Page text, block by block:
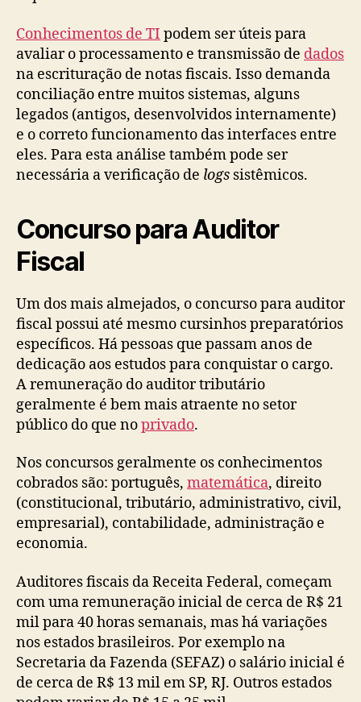
Conhecimentos de TI podem ser úteis para
avaliar o processamento e transmissão de dados
na escrituração de notas fiscais. Isso demanda
conciliação entre muitos sistemas, alguns
legados (antigos, desenvolvidos internamente)
e o correto funcionamento das interfaces entre
eles. Para esta análise também pode ser
necessária a verificação de logs sistêmicos.
Concurso para Auditor
Fiscal
Um dos mais almejados, o concurso para auditor
fiscal possui até mesmo cursinhos preparatórios
específicos. Há pessoas que passam anos de
dedicação aos estudos para conquistar o cargo.
A remuneração do auditor tributário
geralmente é bem mais atraente no setor
público do que noprivado.
Nos concursos geralmente os conhecimentos
cobrados são: português, matemática, direito
(constitucional, tributário, administrativo, civil,
empresarial), contabilidade, administração e
economia.
Auditores fiscais da Receita Federal, começam
com uma remuneração inicial de cerca de R$ 21
mil para 40 horas semanais, mas há variações
nos estados brasileiros. Por exemplo na
Secretaria da Fazenda (SEFAZ) o salário inicial é
de cerca de R$ 13 mil em SP, RJ. Outros estados